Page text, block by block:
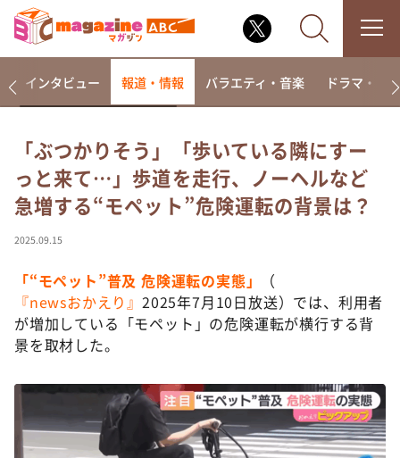
なるみ・岡村の過ぎるTV
相席食堂
これ余談なんですけど・・・
て真剣です
探偵！ナイトスクープ
news おかえり
DAIGOも台所 ～きょうの献立 何にする？～
本日はダイアンなり！シーズン２
インタビュー 報道・情報 バラエティ・音楽 ドラマ・映画
「ぶつかりそう」「歩いている隣にすー
っと来て…」歩道を走行、ノーヘルなど
急増する“モペット”危険運転の背景は？
2025.09.15
「“モペット”普及 危険運転の実態」
（
『newsおかえり』 2025年7月10日放送）では、利用者
が増加している「モペット」の危険運転が横行する背
景を取材した。